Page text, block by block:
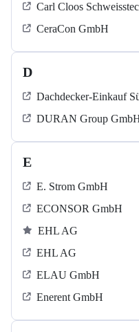
Carl Cloos
CeraCon GmbH
D
Dachdecker-Einkauf
DURAN Group
E
E. Strom GmbH
ECONSOR GmbH
EHL AG
EHL AG
ELAU GmbH
Enerent GmbH